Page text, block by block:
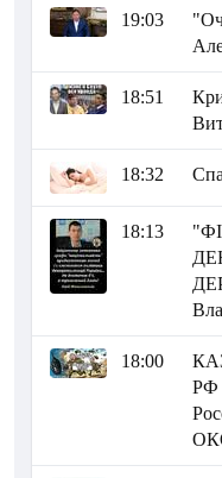
19:03
18:51
18:32
18:13
18:00